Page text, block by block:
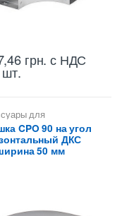
грн. с НДС
шт.
для
лотков
на повороты,
CPO 90 на угол
ДКС
50 мм